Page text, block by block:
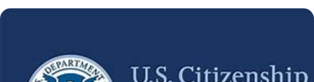
un